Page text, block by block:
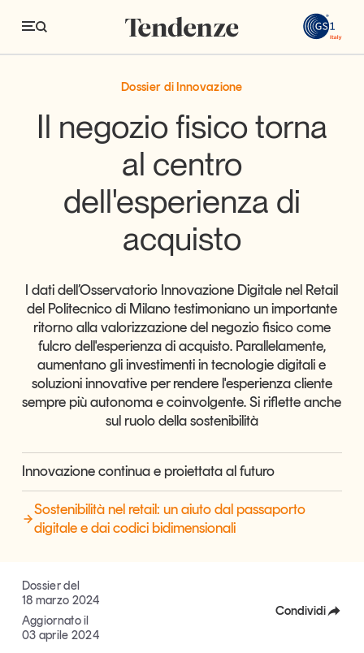
Tendenze
Sostenibilità nel retail: un aiuto dal
Sostenibilità nel retail: un aiuto dal passaporto digitale e
Economia e consumi
Innovazione
Logistica
Retail e brand
Grandi temi
Magazine
Articoli
Opinioni
Il Numero
Interviste
Comunicati stampa
Video
Studi e ricerche
Tutti gli studi e le ricerche
Eventi e formazione
Tutti gli appuntamenti
Dossier di Innovazione
Il negozio fisico torna
al centro
dell'esperienza di
acquisto
I dati dell’Osservatorio Innovazione Digitale nel Retail
del Politecnico di Milano testimoniano un importante
ritorno alla valorizzazione del negozio fisico come
fulcro dell'esperienza di acquisto. Parallelamente,
aumentano gli investimenti in tecnologie digitali e
soluzioni innovative per rendere l'esperienza cliente
sempre più autonoma e coinvolgente. Si riflette anche
sul ruolo della sostenibilità
Innovazione continua e proiettata al futuro
Sostenibilità nel retail: un aiuto dal passaporto
digitale e dai codici bidimensionali
Dossier del
18 marzo 2024
Aggiornato il
03 aprile 2024
Condividi